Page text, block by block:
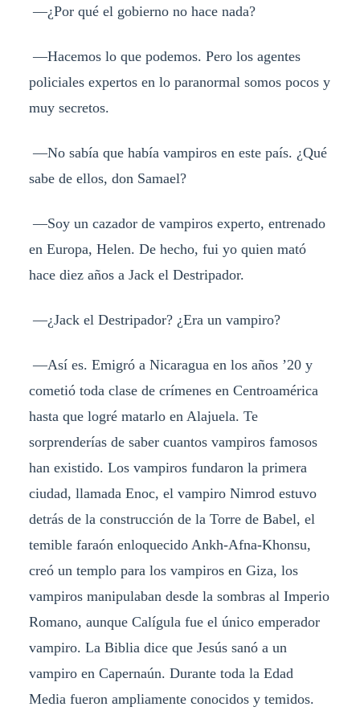
—¿Por qué el gobierno no hace nada?
—Hacemos lo que podemos. Pero los agentes
policiales expertos en lo paranormal somos pocos y
muy secretos.
—No sabía que había vampiros en este país. ¿Qué
sabe de ellos, don Samael?
—Soy un cazador de vampiros experto, entrenado
en Europa, Helen. De hecho, fui yo quien mató
hace diez años a Jack el Destripador.
—¿Jack el Destripador? ¿Era un vampiro?
—Así es. Emigró a Nicaragua en los años ’20 y
cometió toda clase de crímenes en Centroamérica
hasta que logré matarlo en Alajuela. Te
sorprenderías de saber cuantos vampiros famosos
han existido. Los vampiros fundaron la primera
ciudad, llamada Enoc, el vampiro Nimrod estuvo
detrás de la construcción de la Torre de Babel, el
temible faraón enloquecido Ankh-Afna-Khonsu,
creó un templo para los vampiros en Giza, los
vampiros manipulaban desde la sombras al Imperio
Romano, aunque Calígula fue el único emperador
vampiro. La Biblia dice que Jesús sanó a un
vampiro en Capernaún. Durante toda la Edad
Media fueron ampliamente conocidos y temidos.